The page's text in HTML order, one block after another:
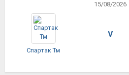
15/08/2026
Спартак Тм
V